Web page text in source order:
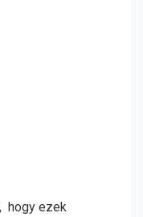
hogy ezek